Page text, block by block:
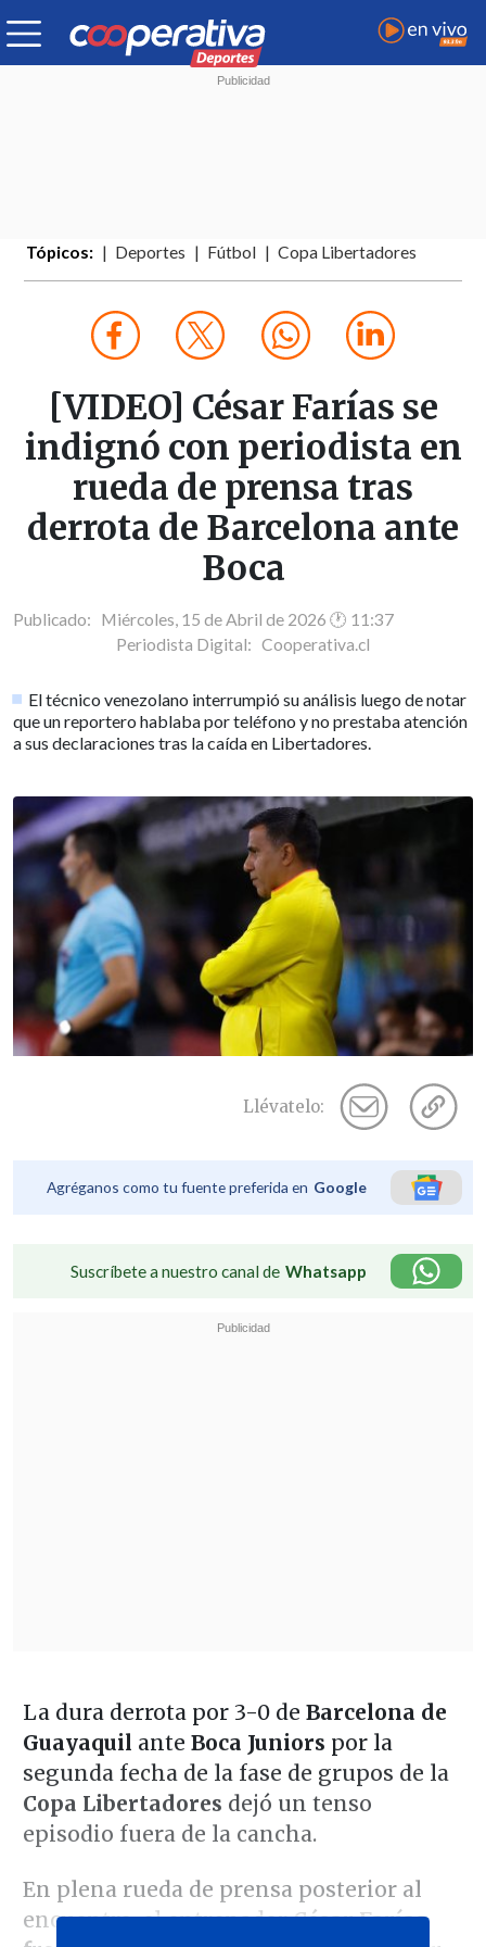
Tópicos: Deportes Fútbol Copa Libertadores
[VIDEO] César Farías se
indignó con periodista en
rueda de prensa tras
derrota de Barcelona ante
Boca
Publicado: Miércoles, 15 de Abril de 2026 🕐 11:37
Periodista Digital: Cooperativa.cl
El técnico venezolano interrumpió su análisis luego de notar
que un reportero hablaba por teléfono y no prestaba atención
a sus declaraciones tras la caída en Libertadores.
Llévatelo:
Agréganos como tu fuente preferida en Google
Suscríbete a nuestro canal de Whatsapp
La dura derrota por 3-0 de Barcelona de
Guayaquil ante Boca Juniors por la
segunda fecha de la fase de grupos de la
Copa Libertadores dejó un tenso
episodio fuera de la cancha.
En plena rueda de prensa posterior al
encuentro, el entrenadorCésar Farías